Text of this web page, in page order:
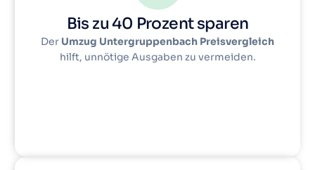
Bis zu 40 Prozent sparen
Der Umzug Untergruppenbach Preisvergleich
hilft, unnötige Ausgaben zu vermeiden.